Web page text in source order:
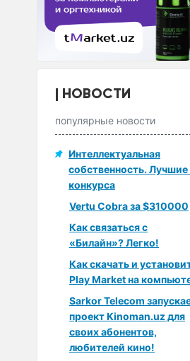
НОВОСТИ
популярные новости
Интеллектуальная
собственность. Лучшие
конкурса
Vertu Cobra за $310000
Как связаться с
«Билайн»? Легко!
Как скачать и
Play Market на
Sarkor Telecom
проект Kinoman.uz для
своих абонентов,
любителей кино!